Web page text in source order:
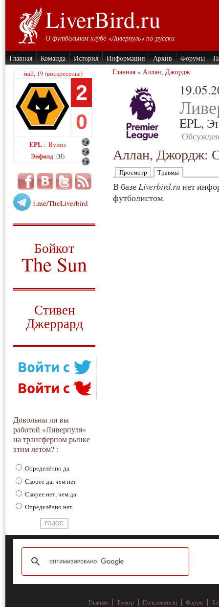
LiverBird.ru
О футбольном клубе «Ливерпуль» по-русски
Главная Команда История Информация Архив Форумы
май, 19 (воскресенье)
2
0
EPL : Вулвз
Энфилд (H)
t.me/TheLiverbird
Бойкот
The Sun
Стивен
Джеррард
Довольны ли вы
работой «Ливерпуля»
на трансферном рынке
этим летом? :
Определённо да
Скорее да, чем нет
Скорее нет, чем да
Определённо нет
Главная » Аллан, Джордж
EPL,
Аллан, Джордж:
Просмотр Травмы
В базеLiverbird.ruнет
футболистом.
Главная Трекер Пользователи Форум